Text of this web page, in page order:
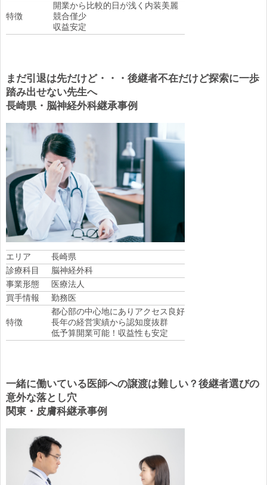
特徴
開業から比較的日が浅く内装美麗
競合僅少
収益安定
まだ引退は先だけど・・・後継者不在だけど探索に一歩
踏み出せない先生へ
長崎県・脳神経外科継承事例
エリア
長崎県
診療科目
脳神経外科
事業形態
医療法人
買手情報
勤務医
特徴
都心部の中心地にありアクセス良好
長年の経営実績から認知度抜群
低予算開業可能！収益性も安定
一緒に働いている医師への譲渡は難しい？後継者選びの
意外な落とし穴
関東・皮膚科継承事例